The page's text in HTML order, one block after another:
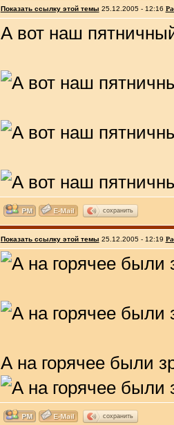
Показать ссылку этой темы 25.12.2005 - 12:16
А вот наш
сохранить
Показать ссылку этой темы 25.12.2005 - 12:19
А на горячее были
сохранить